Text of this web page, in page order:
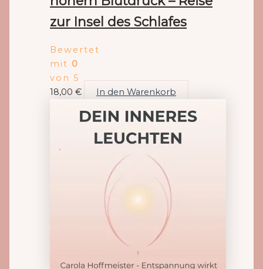
zur Insel des Schlafes
Bewertet
mit 0
von 5
18,00€ In den Warenkorb